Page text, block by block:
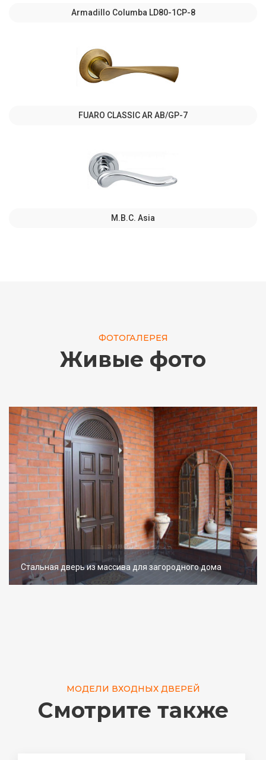
Armadillo Columba LD80-1CP-8
FUARO CLASSIC AR AB/GP-7
M.B.C. Asia
ФОТОГАЛЕРЕЯ
Живые фото
Стальная дверь из массива для загородного дома
МОДЕЛИ ВХОДНЫХ ДВЕРЕЙ
Смотрите также